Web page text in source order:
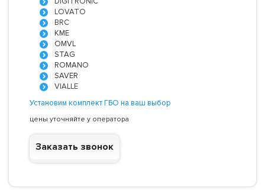
LOVATO
BRC
KME
OMVL
STAG
ROMANO
SAVER
VIALLE
Установим комплект ГБО на ваш выбор
цены уточняйте у оператора
Заказать звонок